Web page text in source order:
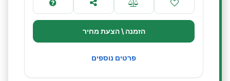
הזמנה \ הצעת מחיר
פרטים נוספים